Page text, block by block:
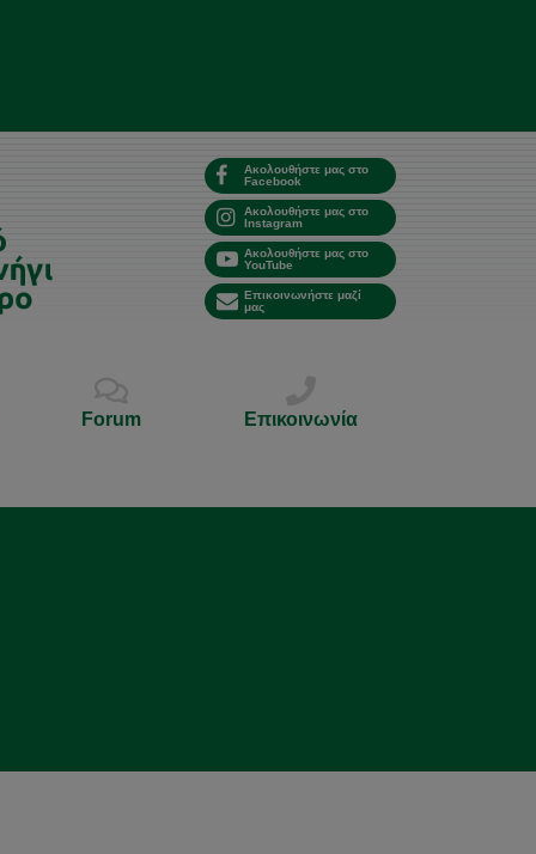
Ακολουθήστε μας στο
Facebook
Ακολουθήστε μας στο
Instagram
Ακολουθήστε μας στο
YouTube
Επικοινωνήστε μαζί
μας
Forum Επικοινωνία